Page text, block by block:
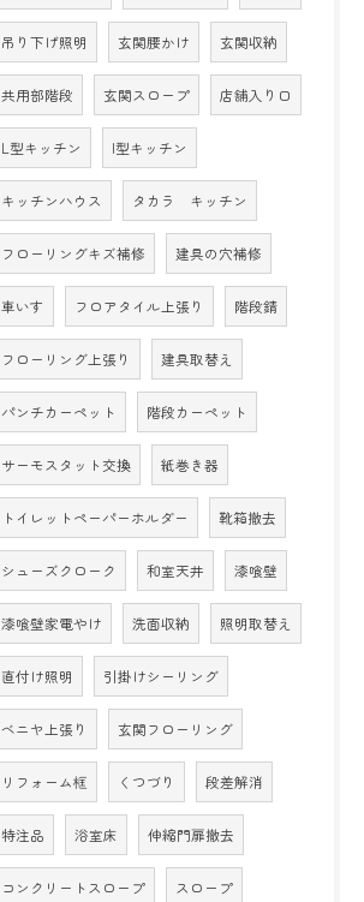
吊り下げ照明 玄関腰かけ 玄関収納
共用部階段 玄関スロープ 店舗入り口
L型キッチン I型キッチン
キッチンハウス タカラ キッチン
フローリングキズ補修 建具の穴補修
車いす フロアタイル上張り 階段錆
フローリング上張り 建具取替え
パンチカーペット 階段カーペット
サーモスタット交換 紙巻き器
トイレットペーパーホルダー 靴箱撤去
シューズクローク 和室天井 漆喰壁
漆喰壁家電やけ 洗面収納 照明取替え
直付け照明 引掛けシーリング
ベニヤ上張り 玄関フローリング
リフォーム框 くつづり 段差解消
特注品 浴室床 伸縮門扉撤去
コンクリートスロープ スロープ